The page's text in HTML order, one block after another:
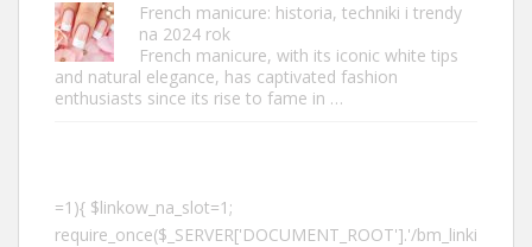
French manicure: historia, techniki i trendy
na 2024 rok
French manicure, with its iconic white tips
and natural elegance, has captivated fashion
enthusiasts since its rise to fame in …
=1){ $linkow_na_slot=1;
require_once($_SERVER['DOCUMENT_ROOT'].'/bm_linki